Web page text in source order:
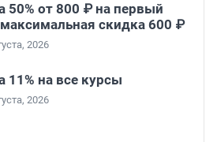
50% от 800 ₽ на первый
максимальная скидка 600 ₽
2026
11% на все курсы
2026